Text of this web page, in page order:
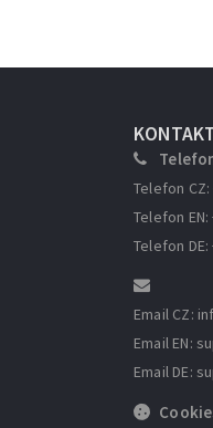
Telefon CZ:
Telefon EN:
Telefon DE:
Email CZ:
Email EN:
Email DE: